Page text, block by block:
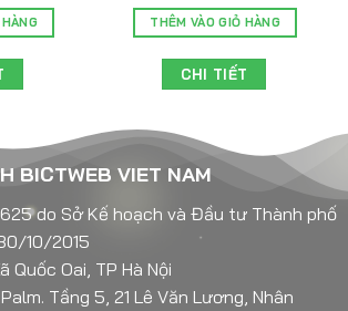
THÊM VÀO GIỎ HÀNG
CHI TIẾT
BICTWEB VIET NAM
do Sở Kế hoạch và Đầu tư Thành phố
10/2015
Quốc Oai, TP Hà Nội
Tầng 5, 21 Lê Văn Lương, Nhân